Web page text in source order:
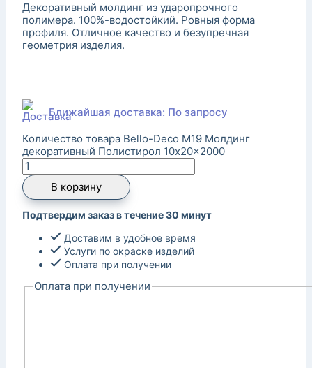
Декоративный молдинг из ударопрочного
полимера. 100%-водостойкий. Ровныя форма
профиля. Отличное качество и безупречная
геометрия изделия.
Ближайшая доставка: По запросу
Количество товара Bello-Deco M19 Молдинг
декоративный Полистирол 10x20x2000
В корзину
Подтвердим заказ в течение 30 минут
Доставим в удобное время
Услуги по окраске изделий
Оплата при получении
Оплата при получении